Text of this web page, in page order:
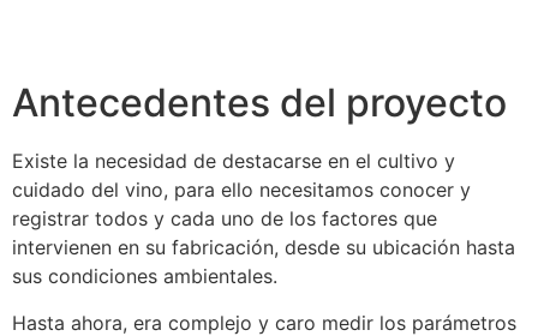
Antecedentes del proyecto
Existe la necesidad de destacarse en el cultivo y
cuidado del vino, para ello necesitamos conocer y
registrar todos y cada uno de los factores que
intervienen en su fabricación, desde su ubicación hasta
sus condiciones ambientales.
Hasta ahora, era complejo y caro medir los parámetros